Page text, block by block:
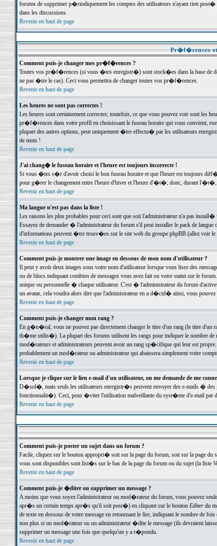
forums de supprimer p�riodiquement les comptes des utilisateurs n'ayant rien
dans les discussions.
Revenir en haut de page
Pr�f�rences
Comment puis-je changer mes pr�f�rences ?
Toutes vos pr�f�rences (si vous �tes enregistr�) sont stock�es dans la base de
ne pas �tre le cas). Ceci vous permettra de changer toutes vos pr�f�rences.
Revenir en haut de page
Les heures ne sont pas correctes !
Les heures sont certainement correctes; toutefois, ce que vous pouvez voir sont
pr�f�rences dans votre profil en choisissant le fuseau horaire qui vous convient,
plupart des autres options, peut uniquement �tre effectu� par les utilisateurs
de mots !
Revenir en haut de page
J'ai chang� le fuseau horaire et l'heure est toujours incorrecte !
Si vous �tes s�r d'avoir choisi le bon fuseau horaire et que l'heure est toujours
pour g�rer le changement entre l'heure d'hiver et l'heure d'�t�; donc, durant
Revenir en haut de page
Ma langue n'est pas dans la liste !
Les raisons les plus probables pour ceci sont que soit l'administrateur n'a pas
Essayez de demander � l'administrateur du forum s'il peut installer le pack de
d'informations peuvent �tre trouv�es sur le site web du groupe phpBB (allez voir le
Revenir en haut de page
Comment puis-je montrer une image en dessous de mon nom d'utilisateur ?
Il peut y avoir deux images sous votre nom d'utilisateur lorsque vous lisez des
ou de blocs indiquant combien de messages vous avez fait ou votre statut sur le
unique ou personnelle � chaque utilisateur. C'est � l'administrateur du forum
un avatar, cela voudra alors dire que l'administrateur en a d�cid� ainsi, vous
Revenir en haut de page
Comment puis-je changer mon rang ?
En g�n�ral, vous ne pouvez pas directement changer le titre d'un rang (le titre d'un
th�me utilis�). La plupart des forums utilisent les rangs pour indiquer le nombre de
mod�rateurs et administrateurs peuvent avoir un rang sp�cifique qui leur est
probablement un mod�rateur ou administrateur qui abaissera simplement votre
Revenir en haut de page
Lorsque je clique sur le lien e-mail d'un utilisateur, on me demande de me
D�sol�, mais seuls les utilisateurs enregistr�s peuvent envoyer des e-mails �
fonctionnalit�). Ceci, pour �viter l'utilisation malveillante du syst�me d'e-mail par
Revenir en haut de page
Comment puis-je poster un sujet dans un forum ?
Facile, cliquez sur le bouton appropri� soit sur la page du forum, soit sur la page du
vous sont disponibles sont list�s sur le bas de la page du forum ou du sujet (la liste
Revenir en haut de page
Comment puis-je �diter ou supprimer un message ?
A moins que vous soyez l'administrateur ou mod�rateur du forum, vous pouvez
apr�s un certain temps apr�s qu'il soit post�) en cliquant sur le bouton Editerdu
de texte en dessous de votre message en retournant le lire, indiquant le nombre
non plus si un mod�rateur ou un administrateur �dite le message (ils devraient
supprimer un message une fois que quelqu'un y a r�pondu.
Revenir en haut de page